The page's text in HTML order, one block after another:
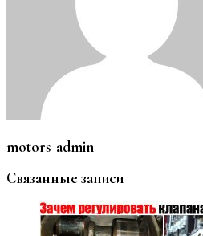
motors_admin
Связанные записи